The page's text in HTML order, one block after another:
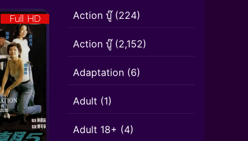
Full HD Action บู๊(224)
Action บู๊(2,152)
Adaptation (6)
Adult (1)
Adult 18+ (4)